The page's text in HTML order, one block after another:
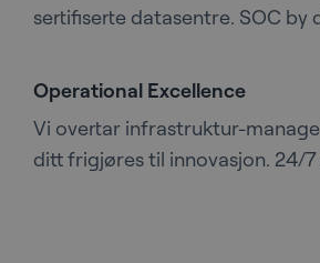
sertifiserte datasentre. SOC by
Operational Excellence
Vi overtar infrastruktur-
ditt frigjøres til innovasjon. 24/